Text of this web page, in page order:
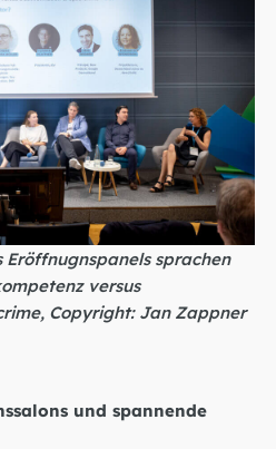
Eröffnugnspanels sprachen
versus
Copyright: Jan Zappner
und spannende